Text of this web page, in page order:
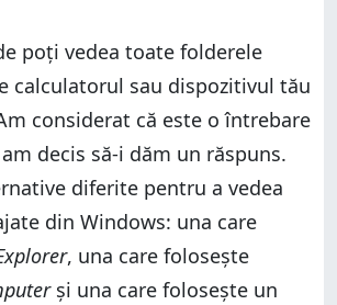
poți vedea toate folderele
calculatorul sau dispozitivul tău
considerat că este o întrebare
decis să-i dăm un răspuns.
diferite pentru a vedea
din Windows: una care
, una care folosește
și una care folosește un